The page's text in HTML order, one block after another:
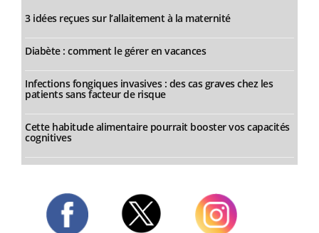
3 idées reçues sur l’allaitement à la maternité
Diabète : comment le gérer en vacances
Infections fongiques invasives : des cas graves chez les
patients sans facteur de risque
Cette habitude alimentaire pourrait booster vos capacités
cognitives